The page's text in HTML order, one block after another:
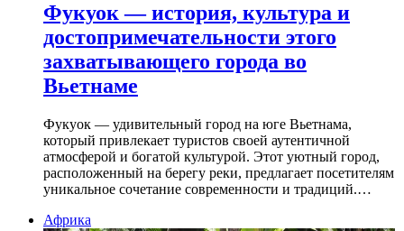
Фукуок — история, культура и
достопримечательности этого
захватывающего города во
Вьетнаме
Фукуок — удивительный город на юге Вьетнама,
который привлекает туристов своей аутентичной
атмосферой и богатой культурой. Этот уютный город,
расположенный на берегу реки, предлагает посетителям
уникальное сочетание современности и традиций.…
Африка